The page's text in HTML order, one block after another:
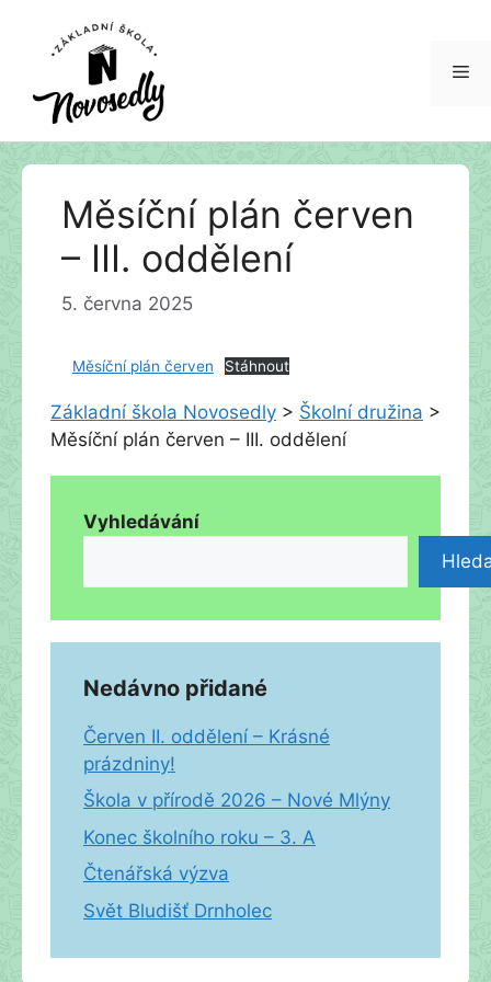
Přeskočit
Měsíční plán červen
– III. oddělení
5. června 2025
Měsíční plán červen Stáhnout
Základní škola Novosedly > Školní družina >
Měsíční plán červen – III. oddělení
Vyhledávání
Nedávno přidané
Červen II. oddělení – Krásné
prázdniny!
Škola v přírodě 2026 – Nové Mlýny
Konec školního roku – 3. A
Čtenářská výzva
Svět Bludišť Drnholec